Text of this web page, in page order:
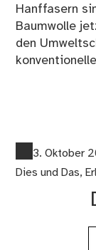
Hanffasern
Baumwolle
den
3. Oktober
Dies und Das,